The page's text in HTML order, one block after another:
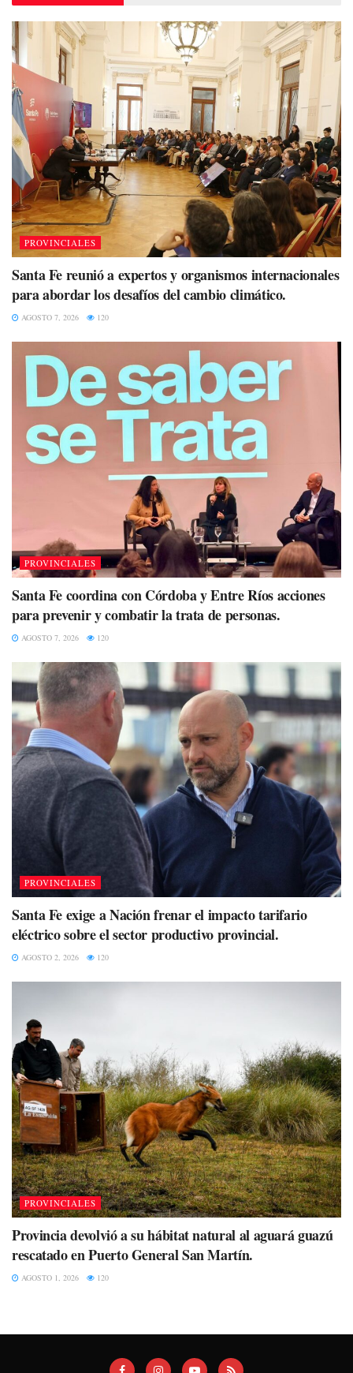
PROVINCIALES
Santa Fe reunió a expertos y organismos internacionales
para abordar los desafíos del cambio climático.
AGOSTO 7, 2026 120
PROVINCIALES
Santa Fe coordina con Córdoba y Entre Ríos acciones
para prevenir y combatir la trata de personas.
AGOSTO 7, 2026 120
PROVINCIALES
Santa Fe exige a Nación frenar el impacto tarifario
eléctrico sobre el sector productivo provincial.
AGOSTO 2, 2026 120
PROVINCIALES
Provincia devolvió a su hábitat natural al aguará guazú
rescatado en Puerto General San Martín.
AGOSTO 1, 2026 120